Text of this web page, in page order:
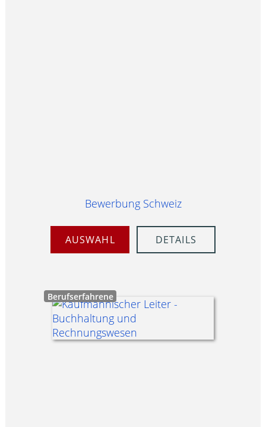
Bewerbung Schweiz
AUSWAHL DETAILS
Berufserfahrene